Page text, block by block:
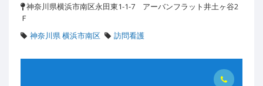
神奈川県横浜市南区永田東1-1-7 アーバンフラット井土ヶ谷2
Ｆ
神奈川県 横浜市南区
訪問看護